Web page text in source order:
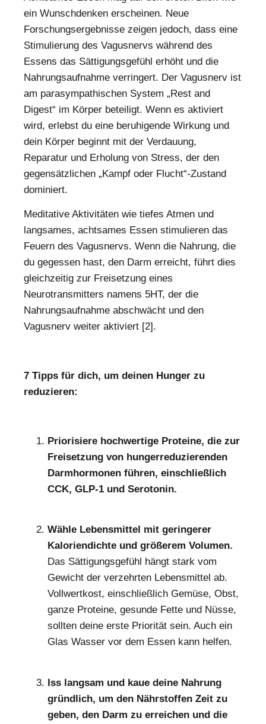
ein Wunschdenken erscheinen. Neue
Forschungsergebnisse zeigen jedoch, dass eine
Stimulierung des Vagusnervs während des
Essens das Sättigungsgefühl erhöht und die
Nahrungsaufnahme verringert. Der Vagusnerv ist
am parasympathischen System „Rest and
Digest“ im Körper beteiligt. Wenn es aktiviert
wird, erlebst du eine beruhigende Wirkung und
dein Körper beginnt mit der Verdauung,
Reparatur und Erholung von Stress, der den
gegensätzlichen „Kampf oder Flucht“-Zustand
dominiert.
Meditative Aktivitäten wie tiefes Atmen und
langsames, achtsames Essen stimulieren das
Feuern des Vagusnervs. Wenn die Nahrung, die
du gegessen hast, den Darm erreicht, führt dies
gleichzeitig zur Freisetzung eines
Neurotransmitters namens 5HT, der die
Nahrungsaufnahme abschwächt und den
Vagusnerv weiter aktiviert [2].
7 Tipps für dich, um deinen Hunger zu
reduzieren:
Priorisiere hochwertige Proteine, die zur
Freisetzung von hungerreduzierenden
Darmhormonen führen, einschließlich
CCK, GLP-1 und Serotonin.
Wähle Lebensmittel mit geringerer
Kaloriendichte und größerem Volumen.
Das Sättigungsgefühl hängt stark vom
Gewicht der verzehrten Lebensmittel ab.
Vollwertkost, einschließlich Gemüse, Obst,
ganze Proteine, gesunde Fette und Nüsse,
sollten deine erste Priorität sein. Auch ein
Glas Wasser vor dem Essen kann helfen.
Iss langsam und kaue deine Nahrung
gründlich, um den Nährstoffen Zeit zu
geben, den Darm zu erreichen und die